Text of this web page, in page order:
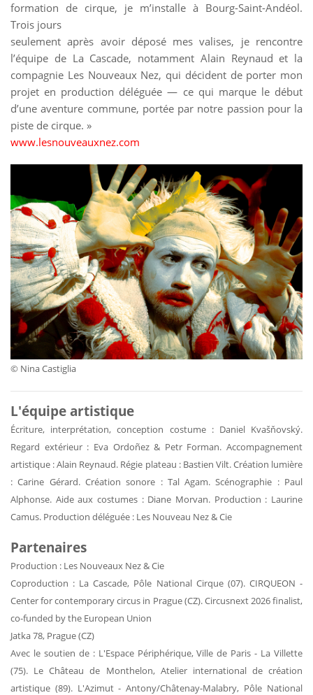
formation de cirque, je m’installe à Bourg-Saint-Andéol.
Trois jours
seulement après avoir déposé mes valises, je rencontre
l’équipe de La Cascade, notamment Alain Reynaud et la
compagnie Les Nouveaux Nez, qui décident de porter mon
projet en production déléguée — ce qui marque le début
d’une aventure commune, portée par notre passion pour la
piste de cirque. »
www.lesnouveauxnez.com
© Nina Castiglia
L'équipe artistique
Écriture, interprétation, conception costume : Daniel Kvašňovský.
Regard extérieur : Eva Ordoñez & Petr Forman. Accompagnement
artistique : Alain Reynaud. Régie plateau : Bastien Vilt. Création lumière
: Carine Gérard. Création sonore : Tal Agam. Scénographie : Paul
Alphonse. Aide aux costumes : Diane Morvan. Production : Laurine
Camus. Production déléguée : Les Nouveau Nez & Cie
Partenaires
Production : Les Nouveaux Nez & Cie
Coproduction : La Cascade, Pôle National Cirque (07). CIRQUEON -
Center for contemporary circus in Prague (CZ). Circusnext 2026 finalist,
co-funded by the European Union
Jatka 78, Prague (CZ)
Avec le soutien de : L'Espace Périphérique, Ville de Paris - La Villette
(75). Le Château de Monthelon, Atelier international de création
artistique (89). L'Azimut - Antony/Châtenay-Malabry, Pôle National